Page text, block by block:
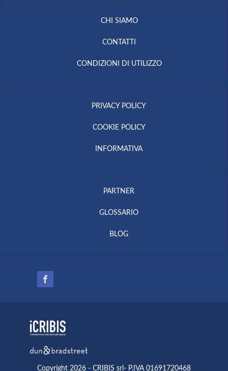
CHI SIAMO
CONTATTI
CONDIZIONI DI UTILIZZO
PRIVACY POLICY
COOKIE POLICY
INFORMATIVA
PARTNER
GLOSSARIO
BLOG
Copyright 2026 - CRIBIS srl- P.IVA 01691720468